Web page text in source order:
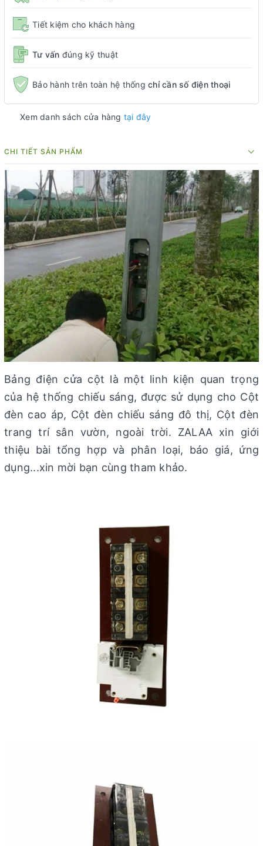
Tiết kiệm cho khách hàng
Tư vấn đúng kỹ thuật
Bảo hành trên toàn hệ thống chỉ cần số điện thoại
Xem danh sách cửa hàng tại đây
CHI TIẾT SẢN PHẨM
Bảng điện cửa cột là một linh kiện quan trọng
của hệ thống chiếu sáng, được sử dụng cho Cột
đèn cao áp, Cột đèn chiếu sáng đô thị, Cột đèn
trang trí sân vườn, ngoài trời. ZALAA xin giới
thiệu bài tổng hợp và phân loại, báo giá, ứng
dụng...xin mời bạn cùng tham khảo.